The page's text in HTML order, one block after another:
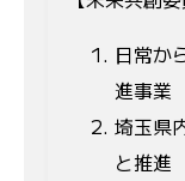
日常か
進事業
埼玉県
と推進